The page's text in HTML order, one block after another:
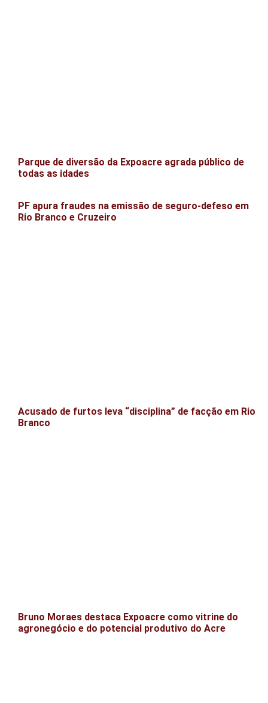
Parque de diversão da Expoacre agrada público de
todas as idades
PF apura fraudes na emissão de seguro-defeso em
Rio Branco e Cruzeiro
Acusado de furtos leva “disciplina” de facção em Rio
Branco
Bruno Moraes destaca Expoacre como vitrine do
agronegócio e do potencial produtivo do Acre